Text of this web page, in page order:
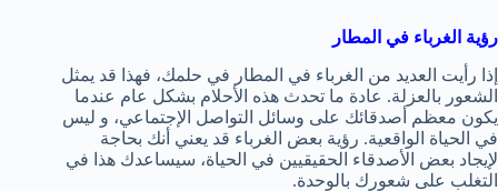
رؤية الغرباء في المطار
إذا رأيت العديد من الغرباء في المطار في حلمك، فهذا قد يمثل
الشعور بالعزلة. عادة ما تحدث هذه الأحلام بشكل عام عندما
يكون معظم أصدقائك على وسائل التواصل الإجتماعي، و ليس
في الحياة الواقعية. رؤية بعض الغرباء قد يعني أنك بحاجة
لإيجاد بعض الأصدقاء الحقيقيين في الحياة، سيساعدك هذا في
التغلب على شعورك بالوحدة.